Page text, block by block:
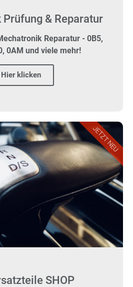
& Reparatur
Reparatur - 0B5,
0AM und viele mehr!
Hier klicken
SHOP
JETZT NEU